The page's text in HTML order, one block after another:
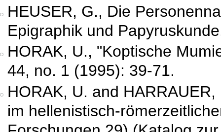
HEUSER, G., Die
Epigraphik und
HORAK, U., "Koptische
44, no. 1 (1995): 39-71.
HORAK, U. and HARRAUER,
im hellenistisch-